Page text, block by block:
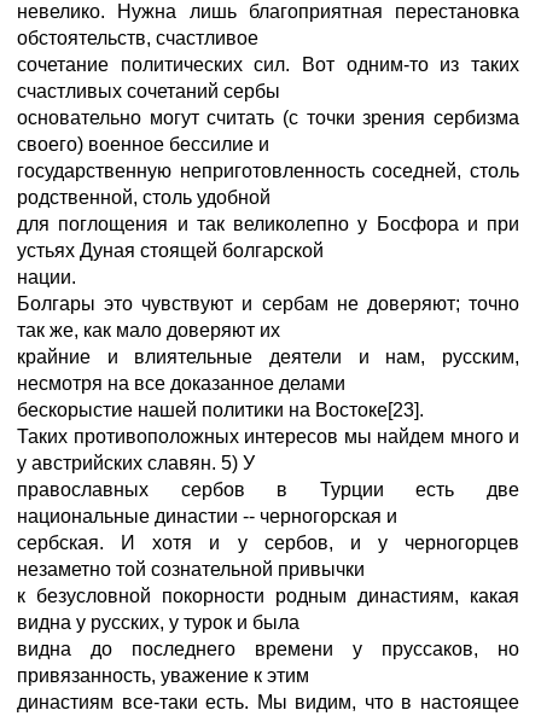
невелико. Нужна лишь благоприятная перестановка
обстоятельств, счастливое
сочетание политических сил. Вот одним-то из таких
счастливых сочетаний сербы
основательно могут считать (с точки зрения сербизма
своего) военное бессилие и
государственную неприготовленность соседней, столь
родственной, столь удобной
для поглощения и так великолепно у Босфора и при
устьях Дуная стоящей болгарской
нации.
Болгары это чувствуют и сербам не доверяют; точно
так же, как мало доверяют их
крайние и влиятельные деятели и нам, русским,
несмотря на все доказанное делами
бескорыстие нашей политики на Востоке[23].
Таких противоположных интересов мы найдем много и
у австрийских славян. 5) У
православных сербов в Турции есть две
национальные династии -- черногорская и
сербская. И хотя и у сербов, и у черногорцев
незаметно той сознательной привычки
к безусловной покорности родным династиям, какая
видна у русских, у турок и была
видна до последнего времени у пруссаков, но
привязанность, уважение к этим
династиям все-таки есть. Мы видим, что в настоящее